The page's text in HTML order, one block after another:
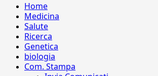
Home
Medicina
Salute
Ricerca
Genetica
biologia
Com. Stampa